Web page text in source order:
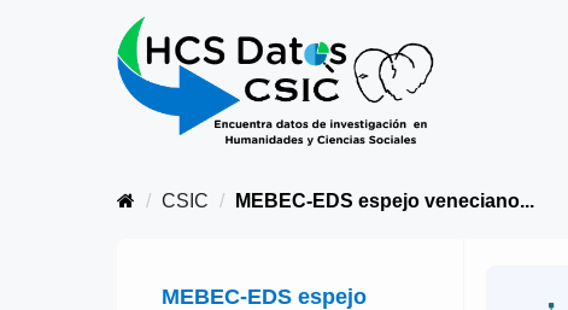
CSIC MEBEC-EDS espejo veneciano...
MEBEC-EDS espejo